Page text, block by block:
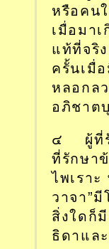
หรือคน
เมื่อมา
แท้ที่จริ
ครั้นเมื่
หลอกล
อภิชาต
๔ ผู้ที่รั
ที่รักษา
ไพเรา
วาจา”
สิ่งใดก็
ธิดาแล